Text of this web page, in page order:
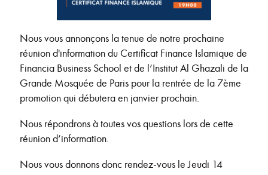
Nous vous annonçons la tenue de notre prochaine
réunion d'information du Certificat Finance Islamique de
Financia Business School et de l’Institut Al Ghazali de la
Grande Mosquée de Paris pour la rentrée de la 7ème
promotion qui débutera en janvier prochain.
Nous répondrons à toutes vos questions lors de cette
réunion d’information.
Nous vous donnons donc rendez-vous le Jeudi 14